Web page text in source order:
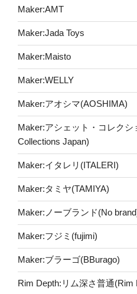
Maker:AMT
Maker:Jada Toys
Maker:Maisto
Maker:WELLY
Maker:アオシマ(AOSHIMA)
Maker:アシェット・コレク
Collections Japan)
Maker:イタレリ(ITALERI)
Maker:タミヤ(TAMIYA)
Maker:ノーブランド(No
Maker:フジミ(fujimi)
Maker:ブラーゴ(BBurago)
Rim Depth:リム深さ普通(Rim